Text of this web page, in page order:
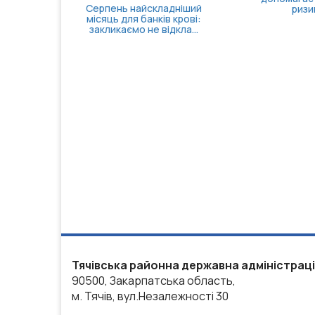
Тячівська районна державна
90500, Закарпатська область,
м. Тячів, вул.Незалежності 30